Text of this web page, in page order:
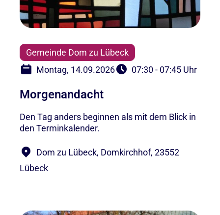
Gemeinde Dom zu Lübeck
Montag, 14.09.2026
07:30 - 07:45 Uhr
Morgenandacht
Den Tag anders beginnen als mit dem Blick in
den Terminkalender.
Dom zu Lübeck, Domkirchhof, 23552
Lübeck